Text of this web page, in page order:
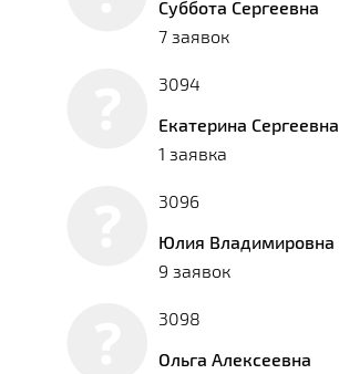
Суббота Сергеевна
7 заявок
3094
Екатерина Сергеевна
1 заявка
3096
Юлия Владимировна
9 заявок
3098
Ольга Алексеевна